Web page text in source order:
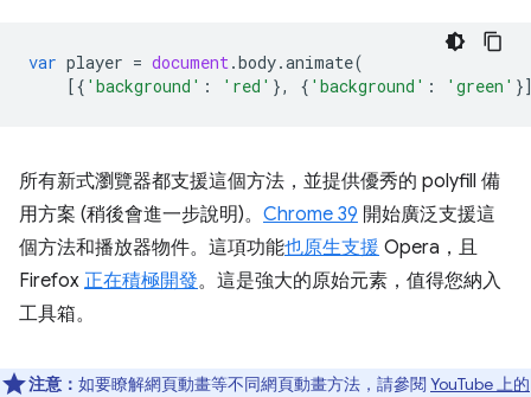
var player = document.body.animate(
[{ 'background' : 'red' }, { 'background' : 'green'
所有新式瀏覽器都支援這個方法，並提供優秀的 polyfill 備
用方案 (稍後會進一步說明)。 Chrome 39 開始廣泛支援這
個方法和播放器物件。這項功能也原生支援 Opera，且
Firefox 正在積極開發。這是強大的原始元素，值得您納入
工具箱。
注意： 如要瞭解網頁動畫等不同網頁動畫方法，請參閱 YouTube 上的